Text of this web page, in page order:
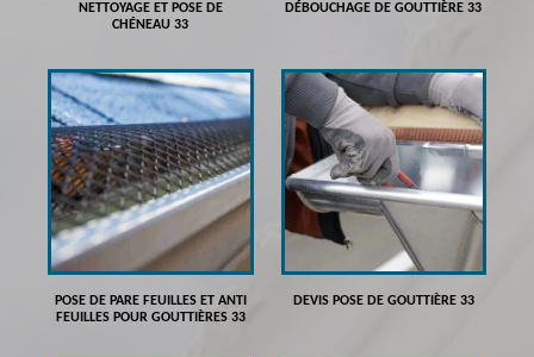
NETTOYAGE ET POSE DE
CHÉNEAU 33
DÉBOUCHAGE DE GOUTTIÈRE 33
POSE DE PARE FEUILLES ET ANTI
FEUILLES POUR GOUTTIÈRES 33
DEVIS POSE DE GOUTTIÈRE 33